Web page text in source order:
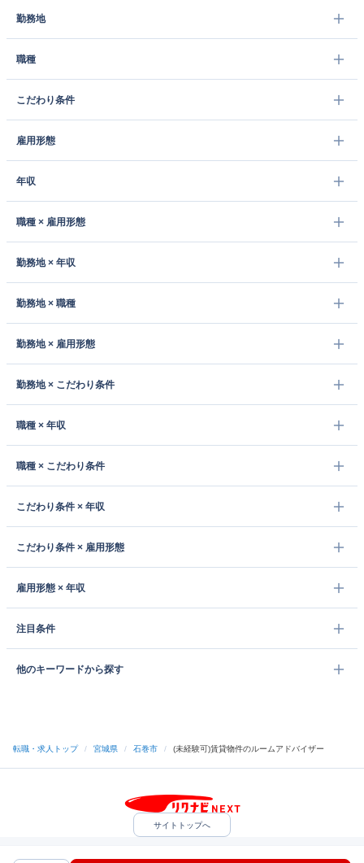
勤務地
職種
こだわり条件
雇用形態
年収
職種 × 雇用形態
勤務地 × 年収
勤務地 × 職種
勤務地 × 雇用形態
勤務地 × こだわり条件
職種 × 年収
職種 × こだわり条件
こだわり条件 × 年収
こだわり条件 × 雇用形態
雇用形態 × 年収
注目条件
他のキーワードから探す
転職・求人トップ / 宮城県 / 石巻市 / (未経験可)賃貸物件のルームアドバイザー
サイトトップへ